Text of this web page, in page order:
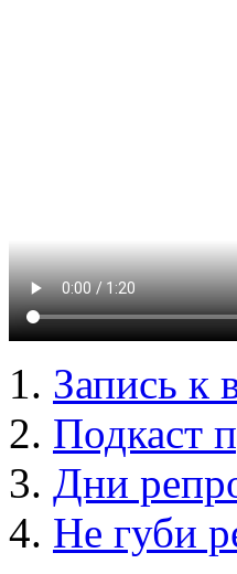
Запись к
Подкаст
Дни
Не губи